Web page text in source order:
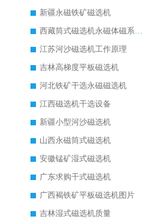
新疆永磁铁矿磁选机
西藏筒式磁选机永磁体磁系设计
江苏河沙磁选机工作原理
吉林高梯度平板磁选机
河北铁矿干选永磁磁选机
江西磁选机干选设备
新疆小型河沙磁选机
山西永磁筒式磁选机
安徽锰矿湿式磁选机
广东求购干式磁选机
广西褐铁矿平板磁选机图片
吉林湿式磁选机质量